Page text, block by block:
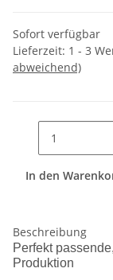
Sofort verfügbar
Lieferzeit: 1 - 3
abweichend)
In den
Beschreibung
Perfekt
Produktion